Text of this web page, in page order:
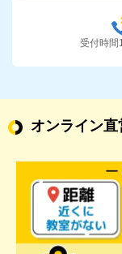
受付時間
オンライン直